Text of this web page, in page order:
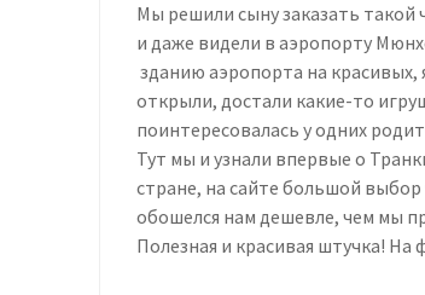
Мы решили сыну заказать
и даже видели в аэропорту
зданию аэропорта на красивых,
открыли, достали какие-то
поинтересовалась у одних
Тут мы и узнали впервые о
стране, на сайте большой
обошелся нам дешевле, чем мы
Полезная и красивая штучка!